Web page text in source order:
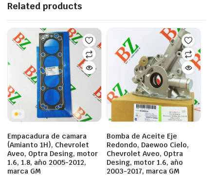
Related products
Empacadura de camara
(Amianto 1H), Chevrolet
Aveo, Optra Desing, motor
1.6, 1.8, año 2005-2012,
marca GM
Bomba de Aceite Eje
Redondo, Daewoo Cielo,
Chevrolet Aveo, Optra
Desing, motor 1.6, año
2003-2017, marca GM